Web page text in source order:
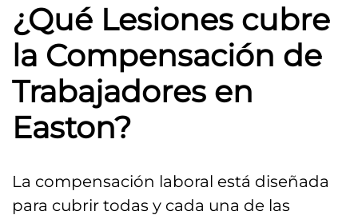
¿Qué Lesiones cubre
la Compensación de
Trabajadores en
Easton?
La compensación laboral está diseñada
para cubrir todas y cada una de las